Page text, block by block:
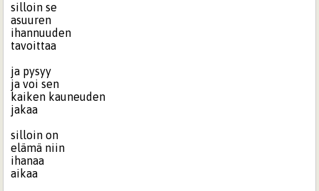
silloin se
asuuren
ihannuuden
tavoittaa
ja pysyy
ja voi sen
kaiken kauneuden
jakaa
silloin on
elämä niin
ihanaa
aikaa